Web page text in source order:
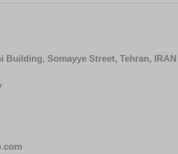
Building, Somayye Street, Tehran, IRAN